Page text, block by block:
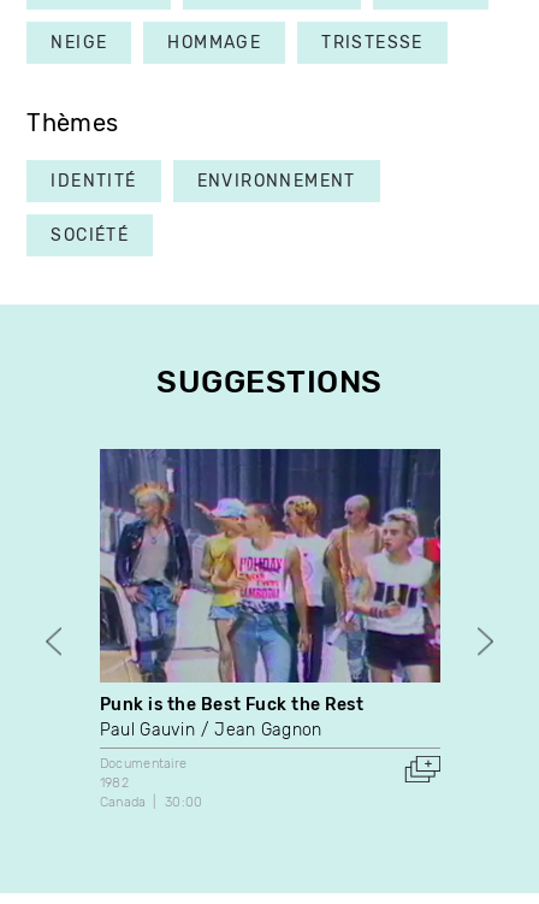
NEIGE HOMMAGE TRISTESSE
Thèmes
IDENTITÉ ENVIRONNEMENT
SOCIÉTÉ
SUGGESTIONS
Punk is the Best Fuck the Rest
Paul Gauvin
Jean Gagnon
Documentaire
1982
Canada
30:00